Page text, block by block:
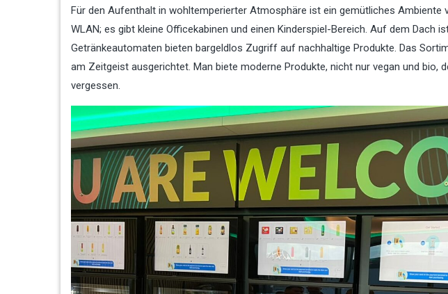
Für den Aufenthalt in wohltemperierter Atmosphäre ist ein gemütliches Ambiente
WLAN; es gibt kleine Officekabinen und einen Kinderspiel-Bereich. Auf dem Dach
Getränkeautomaten bieten bargeldlos Zugriff auf nachhaltige Produkte. Das
am Zeitgeist ausgerichtet. Man biete moderne Produkte, nicht nur vegan und bio,
vergessen.